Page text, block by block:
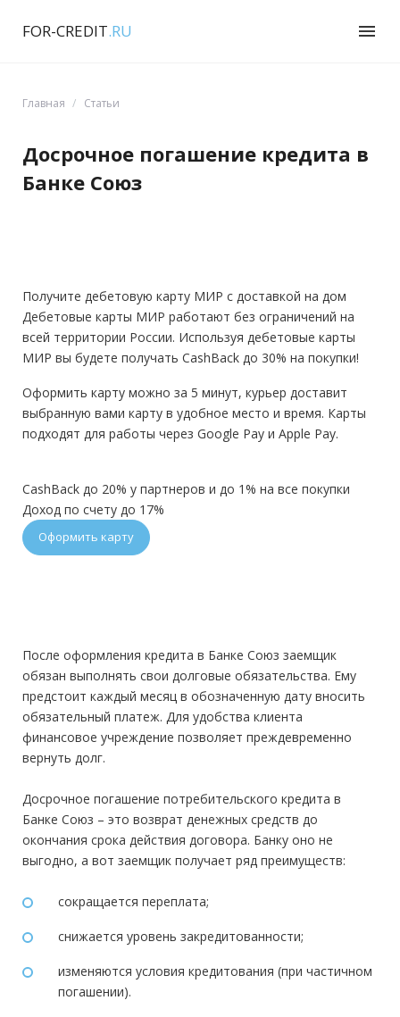
FOR-CREDIT.RU menu
Главная Статьи
Досрочное погашение кредита в
Банке Союз
Получите дебетовую карту МИР с доставкой на дом
Дебетовые карты МИР работают без ограничений на
всей территории России. Используя дебетовые карты
МИР вы будете получать CashBack до 30% на покупки!
Оформить карту можно за 5 минут, курьер доставит
выбранную вами карту в удобное место и время. Карты
подходят для работы через Google Pay и Apple Pay.
CashBack до 20% у партнеров и до 1% на все покупки
Доход по счету до 17%
Оформить карту
После оформления кредита в Банке Союз заемщик
обязан выполнять свои долговые обязательства. Ему
предстоит каждый месяц в обозначенную дату вносить
обязательный платеж. Для удобства клиента
финансовое учреждение позволяет преждевременно
вернуть долг.
Досрочное погашение потребительского кредита в
Банке Союз – это возврат денежных средств до
окончания срока действия договора. Банку оно не
выгодно, а вот заемщик получает ряд преимуществ:
сокращается переплата;
снижается уровень закредитованности;
изменяются условия кредитования (при частичном
погашении).